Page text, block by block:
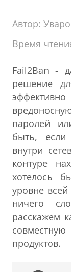
Автор:
Время
Fail2Ban -
решение
паролей
быть, если
внутри
контуре
хотелось
уровне
ничего
расскажем
продуктов.